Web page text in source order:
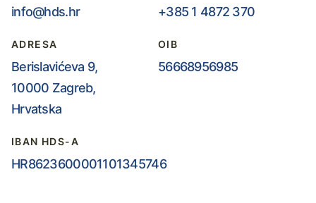
info@hds.hr +385 1 4872 370
ADRESA
Berislavićeva 9,
10000 Zagreb,
Hrvatska
OIB
56668956985
IBAN HDS-A
HR8623600001101345746